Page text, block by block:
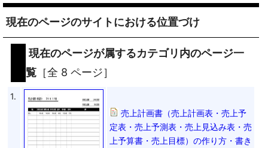
現在のページのサイトにおける位置づけ
現在のページが属するカテゴリ内のページ一
覧 ［全 8 ページ］
1.
売上計画書（売上計画表・売上予
定表・売上予測表・売上見込み表・売
上予算書・売上目標）の作り方・書き